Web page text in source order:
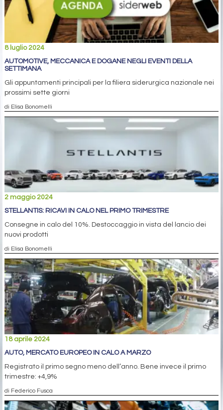
8 luglio 2024
AUTOMOTIVE, MECCANICA E DOGANE NEGLI EVENTI DELLA
SETTIMANA
Gli appuntamenti principali per la filiera siderurgica nazionale nei
prossimi sette giorni
di Elisa Bonomelli
2 maggio 2024
STELLANTIS: RICAVI IN CALO NEL PRIMO TRIMESTRE
Consegne in calo del 10%. Destoccaggio in vista del lancio dei
nuovi prodotti
di Elisa Bonomelli
18 aprile 2024
AUTO, MERCATO EUROPEO IN CALO A MARZO
Registrato il primo segno meno dell’anno. Bene invece il primo
trimestre: +4,9%
di Federico Fusca